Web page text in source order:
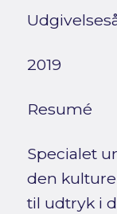
2019
Resumé
Specialet
den
til udtryk i